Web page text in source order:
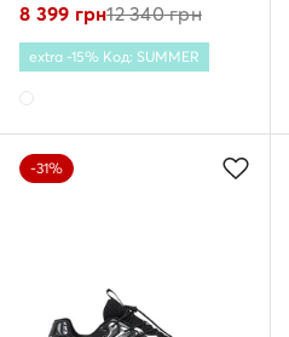
8 399 грн12 340грн
extra -15% Код: SUMMER
-31%